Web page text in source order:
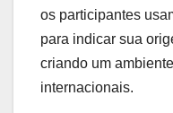
os participantes
para indicar sua
criando um
internacionais.